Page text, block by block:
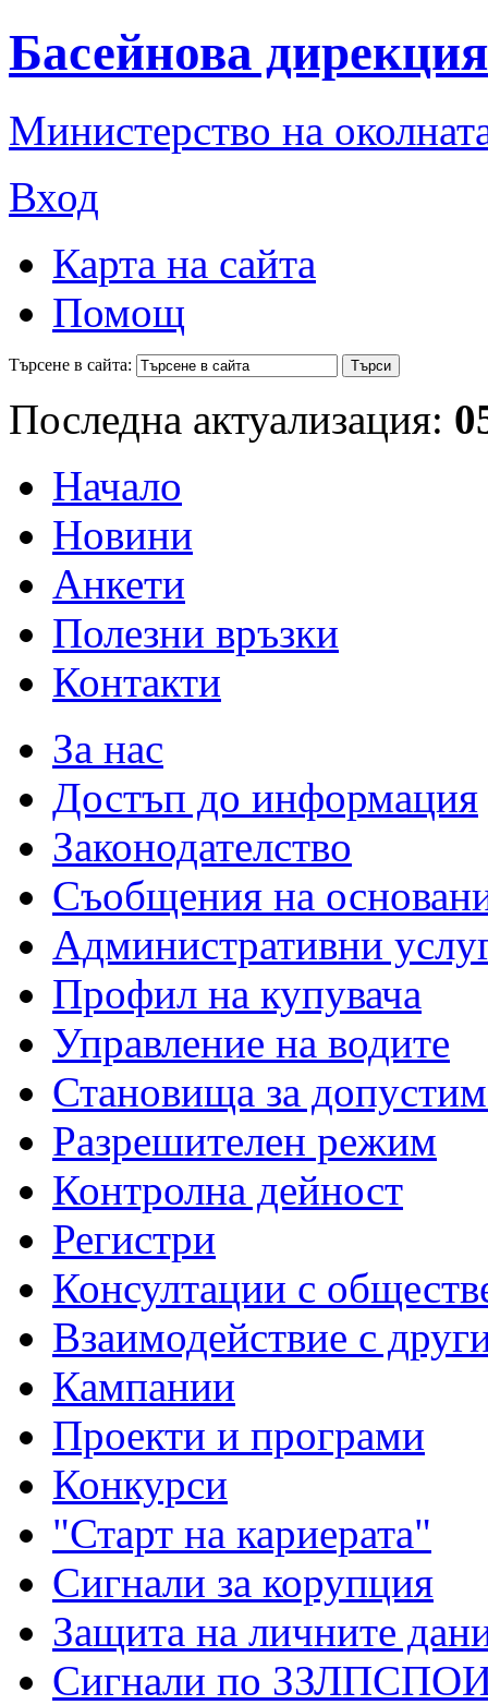
Басейнова
Министерство на
Вход
Карта на сайта
Помощ
Търсене в сайта:
Последна актуализация:
Начало
Новини
Анкети
Полезни връзки
Контакти
За нас
Достъп до информация
Законодателство
Съобщения на
Административни
Профил на купувача
Управление на водите
Становища за
Разрешителен режим
Контролна дейност
Регистри
Консултации с
Взаимодействие с
Кампании
Проекти и програми
Конкурси
"Старт на кариерата"
Сигнали за корупция
Защита на личните
Сигнали по